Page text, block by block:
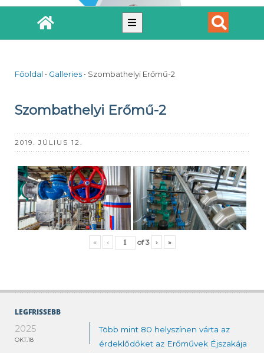
LEGFRISSEBB
2025
OKT.18
Több mint 80 helyszínen várta az
érdeklődőket az Erőművek Éjszakája
Főoldal • Galleries • Szombathelyi Erőmű-2
Szombathelyi Erőmű-2
2019. JÚLIUS 12.
« ‹ of3 › »